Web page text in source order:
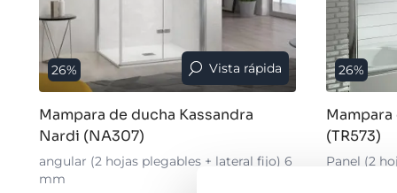
26% Vista rápida
Mampara de ducha Kassandra
Nardi (NA307)
angular (2 hojas plegables + lateral fijo) 6
mm
26%
(TR573)
Panel (2